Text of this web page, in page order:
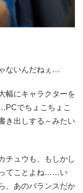
ないんだねぇ…
幅にキャラクターを
でちょこちょこ
き出しする～みたい
チュウも、もしかし
てことよね……い
、あのバランスだか